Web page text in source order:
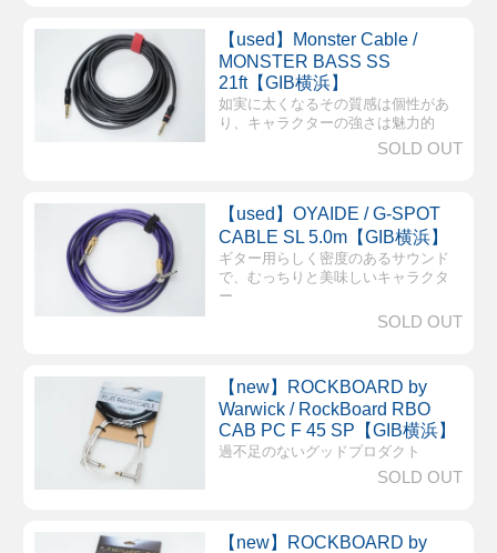
【used】Monster Cable /
MONSTER BASS SS
21ft【GIB横浜】
如実に太くなるその質感は個性があ
り、キャラクターの強さは魅力的
SOLD OUT
【used】OYAIDE / G-SPOT
CABLE SL 5.0m【GIB横浜】
ギター用らしく密度のあるサウンド
で、むっちりと美味しいキャラクタ
ー
SOLD OUT
【new】ROCKBOARD by
Warwick / RockBoard RBO
CAB PC F 45 SP【GIB横浜】
過不足のないグッドプロダクト
SOLD OUT
【new】ROCKBOARD by